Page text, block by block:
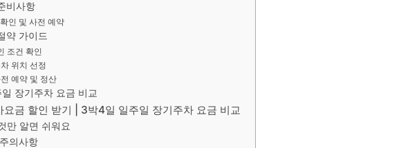
비사항
인 및 사전 예약
약 가이드
조건 확인
위치 선정
예약 및 정산
장기주차 요금 비교
요금 할인 받기 | 3박4일 일주일 장기주차 요금 비교
만 알면 쉬워요
의사항